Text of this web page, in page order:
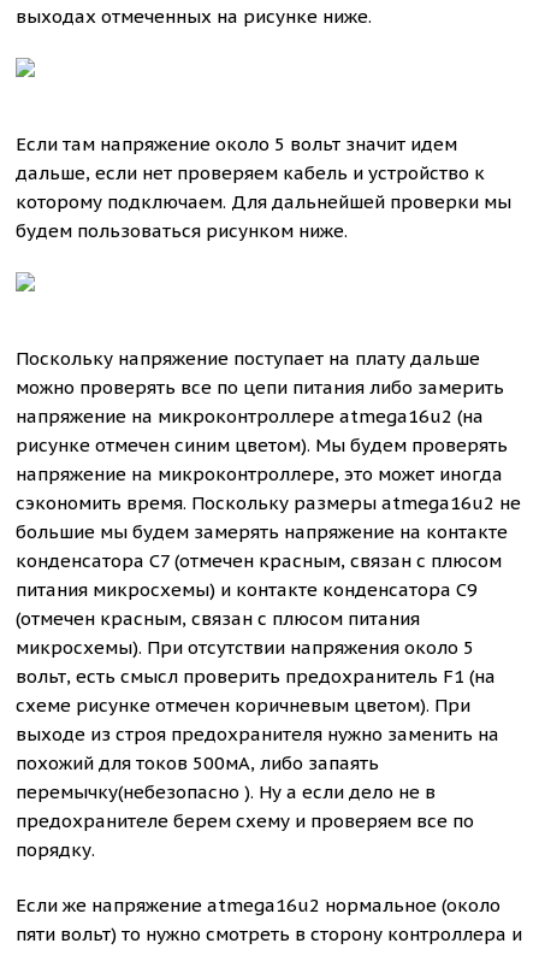
выходах отмеченных на рисунке ниже.
Если там напряжение около 5 вольт значит идем
дальше, если нет проверяем кабель и устройство к
которому подключаем. Для дальнейшей проверки мы
будем пользоваться рисунком ниже.
Поскольку напряжение поступает на плату дальше
можно проверять все по цепи питания либо замерить
напряжение на микроконтроллере atmega16u2 (на
рисунке отмечен синим цветом). Мы будем проверять
напряжение на микроконтроллере, это может иногда
сэкономить время. Поскольку размеры atmega16u2 не
большие мы будем замерять напряжение на контакте
конденсатора C7 (отмечен красным, связан с плюсом
питания микросхемы) и контакте конденсатора С9
(отмечен красным, связан с плюсом питания
микросхемы). При отсутствии напряжения около 5
вольт, есть смысл проверить предохранитель F1 (на
схеме рисунке отмечен коричневым цветом). При
выходе из строя предохранителя нужно заменить на
похожий для токов 500мА, либо запаять
перемычку(небезопасно ). Ну а если дело не в
предохранителе берем схему и проверяем все по
порядку.
Если же напряжение atmega16u2 нормальное (около
пяти вольт) то нужно смотреть в сторону контроллера и